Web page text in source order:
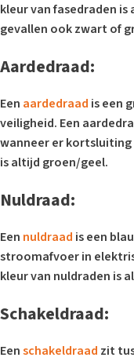
kleur van fasedraden
gevallen ook zwart of
Aardedraad:
Een aardedraad is een
veiligheid. Een
wanneer er kortsluiting
is altijd groen/geel.
Nuldraad:
Een nuldraad is een
stroomafvoer in
kleur van nuldraden is
Schakeldraad:
Eenschakeldraad zit